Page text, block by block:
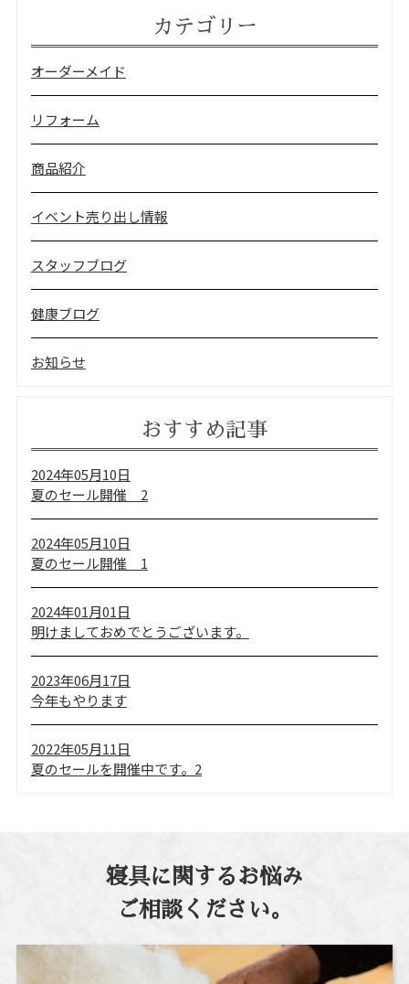
カテゴリー
オーダーメイド
リフォーム
商品紹介
イベント売り出し情報
スタッフブログ
健康ブログ
お知らせ
おすすめ記事
2024年05月10日
夏のセール開催 2
2024年05月10日
夏のセール開催 1
2024年01月01日
明けましておめでとうございます。
2023年06月17日
今年もやります
2022年05月11日
夏のセールを開催中です。2
寝具に関するお悩み
ご相談ください。